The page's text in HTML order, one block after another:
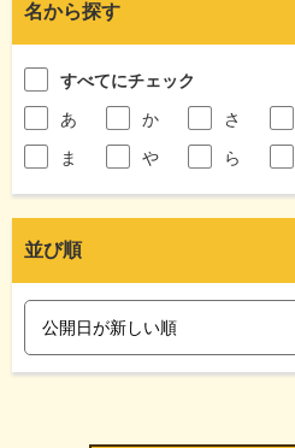
名から探す
すべてにチェック
あ
か さ
ま
や ら
並び順